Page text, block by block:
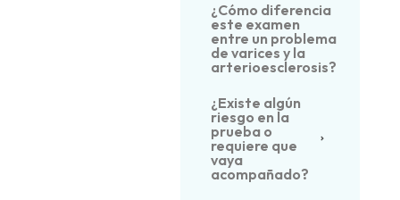
¿Cómo diferencia
este examen
entre un problema
de varices y la
arterioesclerosis?
¿Existe algún
riesgo en la
prueba o
requiere que
vaya
acompañado?